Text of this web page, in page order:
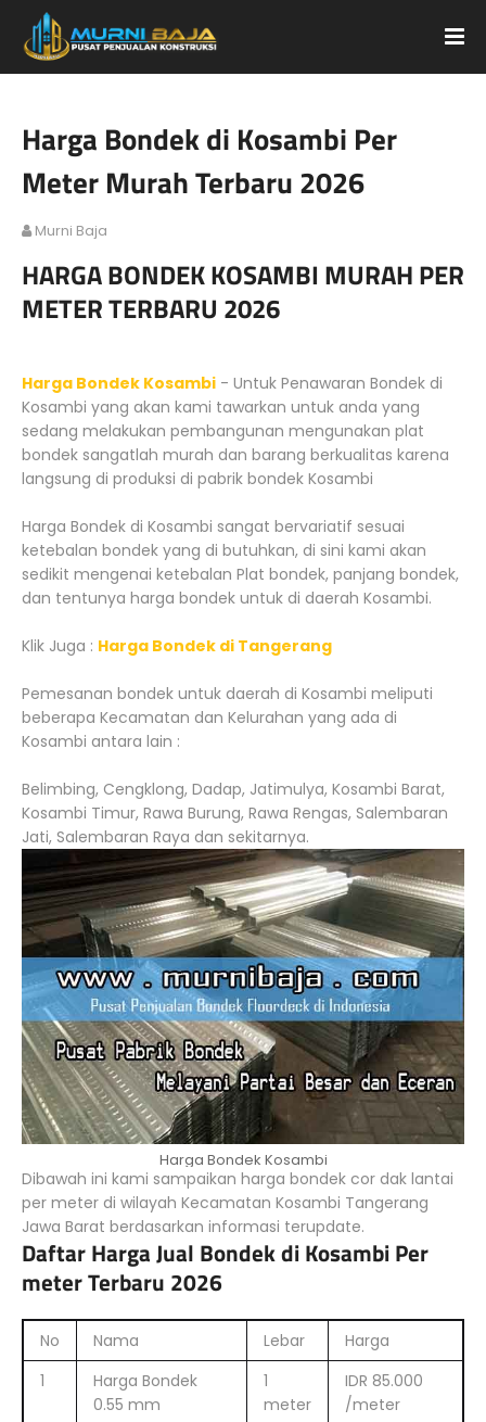
Harga Bondek di Kosambi Per
Meter Murah Terbaru 2026
Murni Baja
HARGA BONDEK KOSAMBI MURAH PER
METER TERBARU 2026
Harga Bondek Kosambi - Untuk Penawaran Bondek di
Kosambi yang akan kami tawarkan untuk anda yang
sedang melakukan pembangunan mengunakan plat
bondek sangatlah murah dan barang berkualitas karena
langsung di produksi di pabrik bondek Kosambi
Harga Bondek di Kosambi sangat bervariatif sesuai
ketebalan bondek yang di butuhkan, di sini kami akan
sedikit mengenai ketebalan Plat bondek, panjang bondek,
dan tentunya harga bondek untuk di daerah Kosambi.
Klik Juga : Harga Bondek di Tangerang
Pemesanan bondek untuk daerah di Kosambi meliputi
beberapa Kecamatan dan Kelurahan yang ada di
Kosambi antara lain :
Belimbing, Cengklong, Dadap, Jatimulya, Kosambi Barat,
Kosambi Timur, Rawa Burung, Rawa Rengas, Salembaran
Jati, Salembaran Raya dan sekitarnya.
Harga Bondek Kosambi
Dibawah ini kami sampaikan harga bondek cor dak lantai
per meter di wilayah Kecamatan Kosambi Tangerang
Jawa Barat berdasarkan informasi terupdate.
Daftar Harga Jual Bondek di Kosambi Per
meter Terbaru 2026
No Nama Lebar
Harga
1
Harga Bondek
0.55 mm
1
meter
IDR 85.000
/meter